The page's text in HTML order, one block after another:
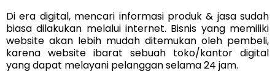
Di era digital, mencari informasi produk & jasa sudah
biasa dilakukan melalui internet. Bisnis yang memiliki
website akan lebih mudah ditemukan oleh pembeli,
karena website ibarat sebuah toko/kantor digital
yang dapat melayani pelanggan selama 24 jam.